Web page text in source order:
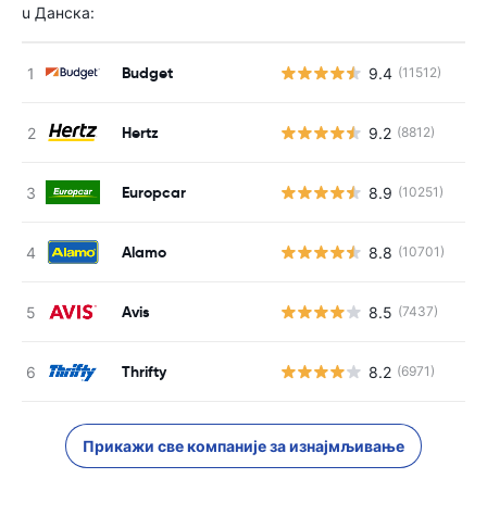
u Данска:
Budget 9.4 (11512)
Hertz 9.2 (8812)
Europcar 8.9 (10251)
Alamo 8.8 (10701)
Avis 8.5 (7437)
Thrifty 8.2 (6971)
Прикажи све компаније за изнајмљивање